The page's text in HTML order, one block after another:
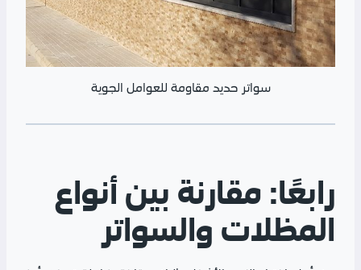
سواتر حديد مقاومة للعوامل الجوية
رابعًا: مقارنة بين أنواع
المظلات والسواتر